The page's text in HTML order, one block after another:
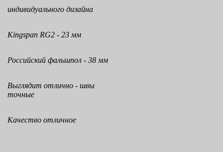
индивидуального дизайна
Kingspan RG2 - 23 мм
Российский фальшпол - 38 мм
Выглядит отлично - швы
точные
Качество отличное